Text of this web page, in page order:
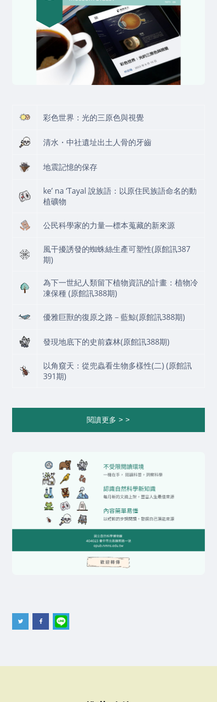
彩色世界：光的三原色與視覺
清水・中社遺址出土人骨的牙齒
地震記憶的保存
ke’ na ‘Tayal 說族語：以原住民族語命名的動
植礦物
公民科學家的力量—標本蒐藏的新來源
風干擾誘發的蜘蛛絲生產可塑性(原館訊387
期)
為下一世紀人類留下植物資訊的計畫：植物冷
凍保種 (原館訊388期)
優雅巨獸的復原之路－藍鯨(原館訊388期)
發現地底下的史前森林(原館訊388期)
以角窺天：從兜蟲看生物多樣性(二) (原館訊
391期)
閱讀更多 > >